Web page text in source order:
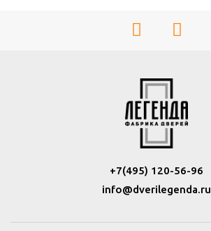
+7(495) 120-56-96
info@dverilegenda.ru